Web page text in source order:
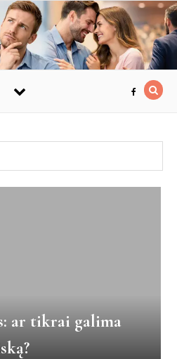
ar tikrai galima